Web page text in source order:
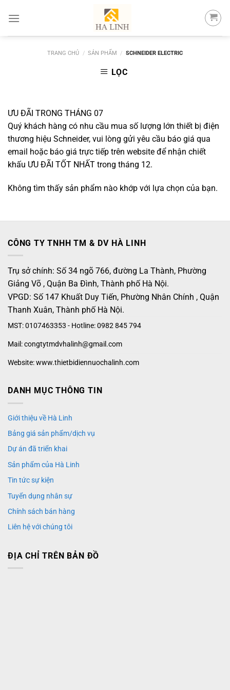
TRANG CHỦ / SẢN PHẨM / SCHNEIDER ELECTRIC
LỌC
ƯU ĐÃI TRONG THÁNG 07
Quý khách hàng có nhu cầu mua số lượng lớn thiết bị điện
thương hiệu Schneider, vui lòng gửi yêu cầu báo giá qua
email hoặc báo giá trực tiếp trên website để nhận chiết
khấu ƯU ĐÃI TỐT NHẤT trong tháng 12.
Không tìm thấy sản phẩm nào khớp với lựa chọn của bạn.
CÔNG TY TNHH TM & DV HÀ LINH
Trụ sở chính: Số 34 ngõ 766, đường La Thành, Phường
Giảng Võ , Quận Ba Đình, Thành phố Hà Nội.
VPGD: Số 147 Khuất Duy Tiến, Phường Nhân Chính , Quận
Thanh Xuân, Thành phố Hà Nội.
MST: 0107463353 - Hotline: 0982 845 794
Mail: congtytmdvhalinh@gmail.com
Website: www.thietbidiennuochalinh.com
DANH MỤC THÔNG TIN
Giới thiệu về Hà Linh
Bảng giá sản phẩm/dịch vụ
Dự án đã triển khai
Sản phẩm của Hà Linh
Tin tức sự kiện
Tuyển dụng nhân sự
Chính sách bán hàng
Liên hệ với chúng tôi
ĐỊA CHỈ TRÊN BẢN ĐỒ